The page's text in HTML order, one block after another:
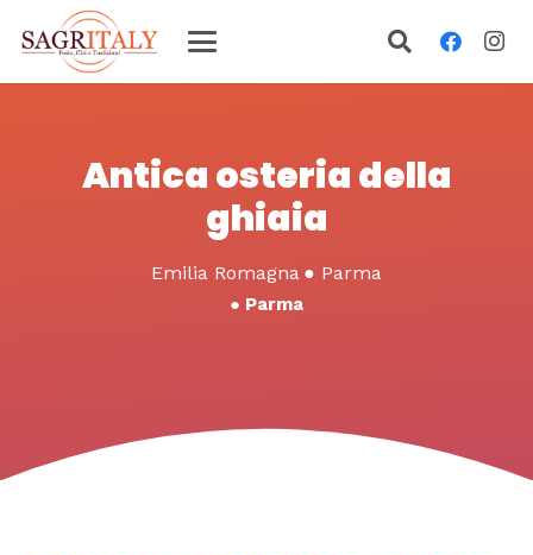
Antica osteria della
ghiaia
Emilia Romagna ● Parma
● Parma